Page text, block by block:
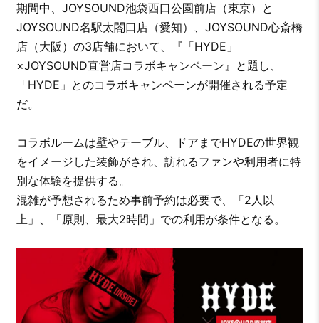
期間中、JOYSOUND池袋西口公園前店（東京）と
JOYSOUND名駅太閤口店（愛知）、JOYSOUND心斎橋
店（大阪）の3店舗において、『「HYDE」
×JOYSOUND直営店コラボキャンペーン』と題し、
「HYDE」とのコラボキャンペーンが開催される予定
だ。
コラボルームは壁やテーブル、ドアまでHYDEの世界観
をイメージした装飾がされ、訪れるファンや利用者に特
別な体験を提供する。
混雑が予想されるため事前予約は必要で、「2人以
上」、「原則、最大2時間」での利用が条件となる。